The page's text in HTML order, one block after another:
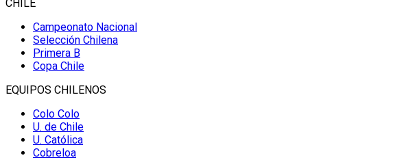
CHILE
Campeonato Nacional
Selección Chilena
Primera B
Copa Chile
EQUIPOS CHILENOS
Colo Colo
U. de Chile
U. Católica
Cobreloa